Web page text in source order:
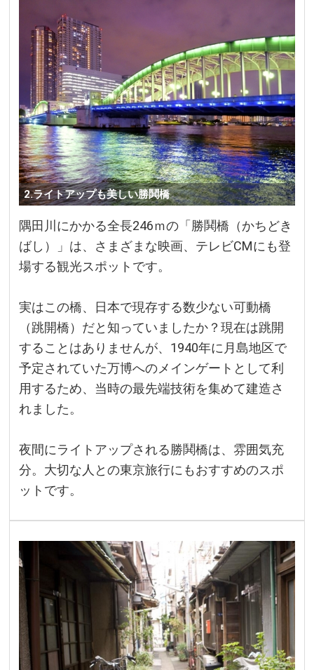
2.ライトアップも美しい勝鬨橋
隅田川にかかる全長246ｍの「勝鬨橋（かちどき
ばし）」は、さまざまな映画、テレビCMにも登
場する観光スポットです。
実はこの橋、日本で現存する数少ない可動橋
（跳開橋）だと知っていましたか？現在は跳開
することはありませんが、1940年に月島地区で
予定されていた万博へのメインゲートとして利
用するため、当時の最先端技術を集めて建造さ
れました。
夜間にライトアップされる勝鬨橋は、雰囲気充
分。大切な人との東京旅行にもおすすめのスポ
ットです。